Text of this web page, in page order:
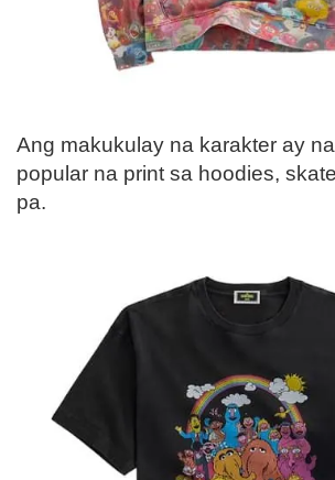
Ang makukulay na karakter ay
popular na print sa hoodies,
pa.